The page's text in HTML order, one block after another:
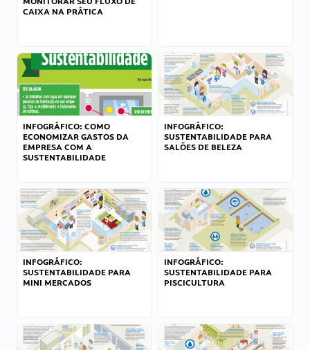
CAIXA NA PRÁTICA
INFOGRÁFICO: COMO
ECONOMIZAR GASTOS DA
EMPRESA COM A
SUSTENTABILIDADE
INFOGRÁFICO:
SUSTENTABILIDADE PARA
SALÕES DE BELEZA
INFOGRÁFICO:
SUSTENTABILIDADE PARA
MINI MERCADOS
INFOGRÁFICO:
SUSTENTABILIDADE PARA
PISCICULTURA